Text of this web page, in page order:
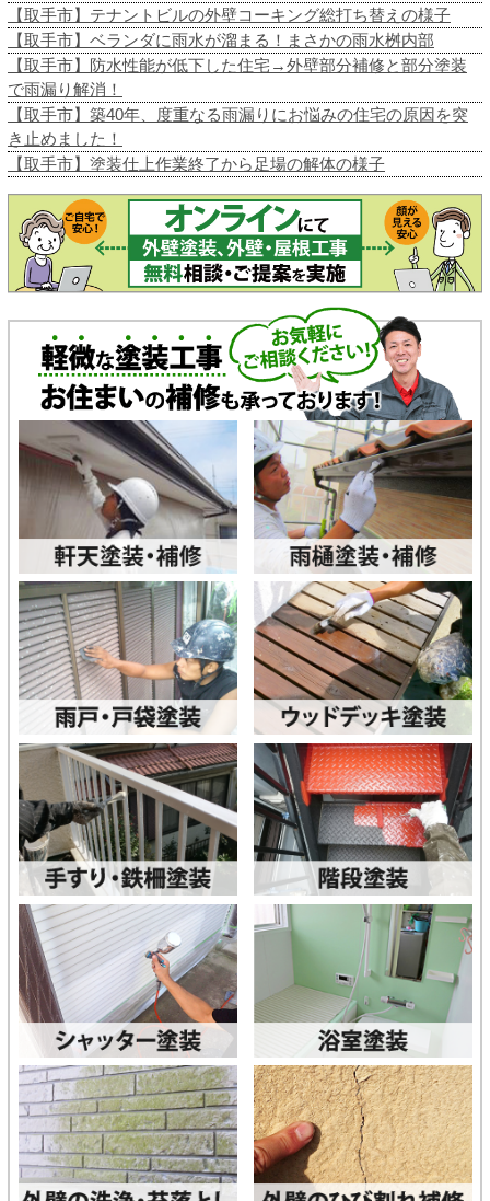
【取手市】テナントビルの外壁コーキング総打ち替えの様子
【取手市】ベランダに雨水が溜まる！まさかの雨水桝内部
【取手市】防水性能が低下した住宅→外壁部分補修と部分塗装
で雨漏り解消！
【取手市】築40年、度重なる雨漏りにお悩みの住宅の原因を突
き止めました！
【取手市】塗装仕上作業終了から足場の解体の様子